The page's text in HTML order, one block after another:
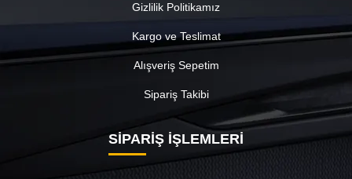
Gizlilik Politikamız
Kargo ve Teslimat
Alışveriş Sepetim
Sipariş Takibi
SİPARİŞ İŞLEMLERİ